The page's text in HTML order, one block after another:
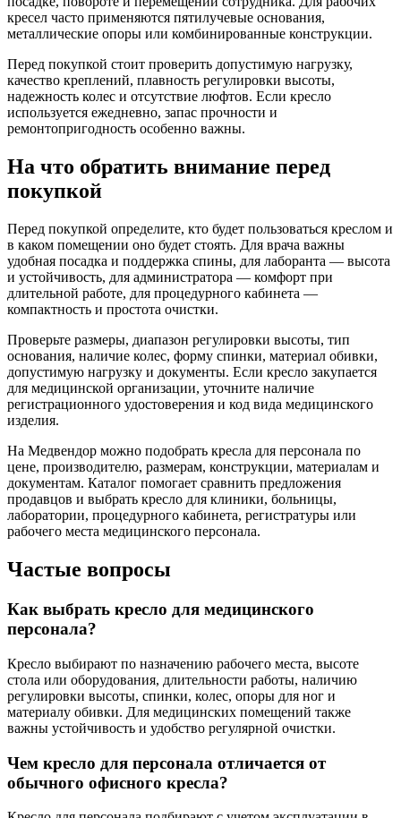
кресел часто применяются пятилучевые основания,
металлические опоры или комбинированные конструкции.
Перед покупкой стоит проверить допустимую нагрузку,
качество креплений, плавность регулировки высоты,
надежность колес и отсутствие люфтов. Если кресло
используется ежедневно, запас прочности и
ремонтопригодность особенно важны.
На что обратить внимание перед
покупкой
Перед покупкой определите, кто будет пользоваться креслом и
в каком помещении оно будет стоять. Для врача важны
удобная посадка и поддержка спины, для лаборанта — высота
и устойчивость, для администратора — комфорт при
длительной работе, для процедурного кабинета —
компактность и простота очистки.
Проверьте размеры, диапазон регулировки высоты, тип
основания, наличие колес, форму спинки, материал обивки,
допустимую нагрузку и документы. Если кресло закупается
для медицинской организации, уточните наличие
регистрационного удостоверения и код вида медицинского
изделия.
На Медвендор можно подобрать кресла для персонала по
цене, производителю, размерам, конструкции, материалам и
документам. Каталог помогает сравнить предложения
продавцов и выбрать кресло для клиники, больницы,
лаборатории, процедурного кабинета, регистратуры или
рабочего места медицинского персонала.
Частые вопросы
Как выбрать кресло для медицинского
персонала?
Кресло выбирают по назначению рабочего места, высоте
стола или оборудования, длительности работы, наличию
регулировки высоты, спинки, колес, опоры для ног и
материалу обивки. Для медицинских помещений также
важны устойчивость и удобство регулярной очистки.
Чем кресло для персонала отличается от
обычного офисного кресла?